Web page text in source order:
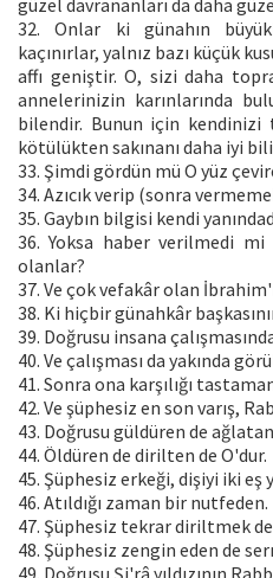
güzel davrananları da daha
32. Onlar ki günahın
kaçınırlar, yalnız bazı küçük
affı geniştir. O, sizi daha
annelerinizin karınlarında
bilendir. Bunun için kendinizi
kötülükten sakınanı daha iyi
33. Şimdi gördün mü O yüz
34. Azıcık verip (sonra
35. Gaybın bilgisi kendi
36. Yoksa haber verilmedi mi
olanlar?
37. Ve çok vefakâr olan
38. Ki hiçbir günahkâr
39. Doğrusu insana
40. Ve çalışması da yakında
41. Sonra ona karşılığı
42. Ve şüphesiz en son varış,
43. Doğrusu güldüren de
44. Öldüren de dirilten de O'dur.
45. Şüphesiz erkeği, dişiyi iki eş
46. Atıldığı zaman bir nutfeden.
47. Şüphesiz tekrar diriltmek
48. Şüphesiz zengin eden de